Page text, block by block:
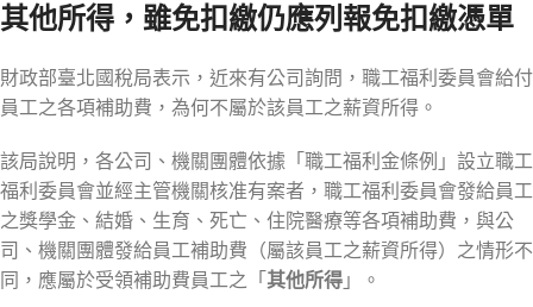
其他所得，雖免扣繳仍應列報免扣繳憑單
財政部臺北國稅局表示，近來有公司詢問，職工福利委員會給付
員工之各項補助費，為何不屬於該員工之薪資所得。
該局說明，各公司、機關團體依據「職工福利金條例」設立職工
福利委員會並經主管機關核准有案者，職工福利委員會發給員工
之獎學金、結婚、生育、死亡、住院醫療等各項補助費，與公
司、機關團體發給員工補助費（屬該員工之薪資所得）之情形不
同，應屬於受領補助費員工之「其他所得 」。